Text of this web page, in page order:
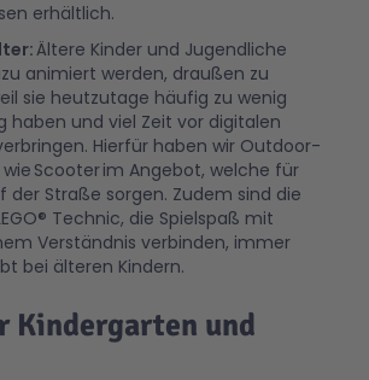
erhältlich.
Ältere Kinder und Jugendliche
animiert werden, draußen zu
sie heutzutage häufig zu wenig
haben und viel Zeit vor digitalen
Hierfür haben wir Outdoor-
wie Scooter im Angebot, welche für
der Straße sorgen. Zudem sind die
Technic, die Spielspaß mit
Verständnis verbinden, immer
bei älteren Kindern.
Kindergarten und